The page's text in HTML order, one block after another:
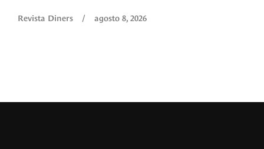
Revista Diners / agosto 8, 2026